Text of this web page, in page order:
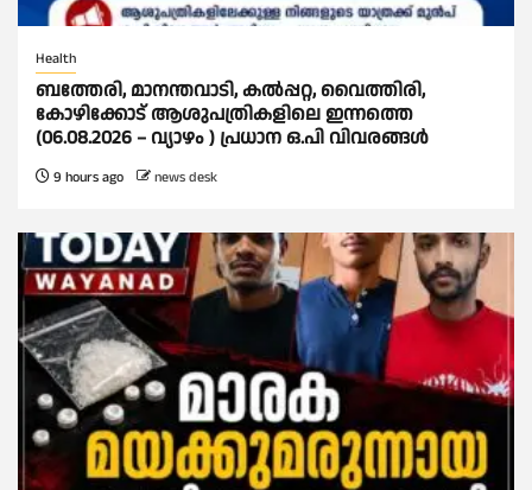
Health
ബത്തേരി, മാനന്തവാടി, കൽപ്പറ്റ, വൈത്തിരി,
കോഴിക്കോട് ആശുപത്രികളിലെ ഇന്നത്തെ
(06.08.2026 – വ്യാഴം ) പ്രധാന ഒ.പി വിവരങ്ങൾ
9 hours ago news desk